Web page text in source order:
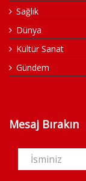
Sağlık
Dünya
Kültür Sanat
Gündem
Mesaj Bırakın